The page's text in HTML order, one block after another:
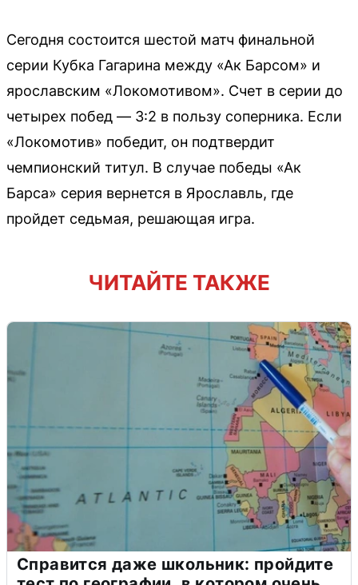
Сегодня состоится шестой матч финальной
серии Кубка Гагарина между «Ак Барсом» и
ярославским «Локомотивом». Счет в серии до
четырех побед — 3:2 в пользу соперника. Если
«Локомотив» победит, он подтвердит
чемпионский титул. В случае победы «Ак
Барса» серия вернется в Ярославль, где
пройдет седьмая, решающая игра.
ЧИТАЙТЕ ТАКЖЕ
Справится даже школьник: пройдите